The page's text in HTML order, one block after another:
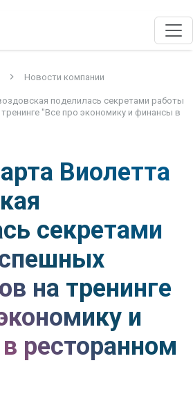
Новости компании
поделилась секретами работы
"Все про экономику и финансы в
Виолетта
секретами
на тренинге
и
ресторанном